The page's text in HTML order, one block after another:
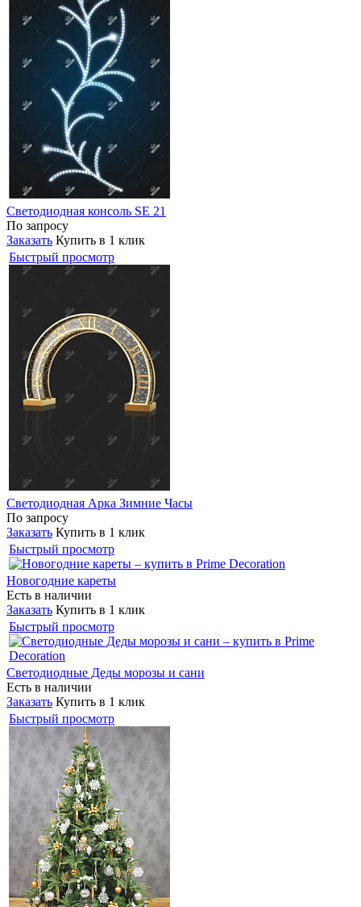
Светодиодная консоль SE 21
По запросу
Заказать Купить в 1 клик
Быстрый просмотр
Светодиодная Арка Зимние Часы
По запросу
Заказать Купить в 1 клик
Быстрый просмотр
Новогодние кареты
Есть в наличии
Заказать Купить в 1 клик
Быстрый просмотр
Светодиодные Деды морозы и сани
Есть в наличии
Заказать Купить в 1 клик
Быстрый просмотр